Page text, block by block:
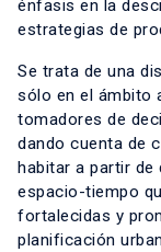
énfasis en la
estrategias de
Se trata de una
sólo en el ámbito
tomadores de
dando cuenta de
habitar a partir
espacio-tiempo
fortalecidas y
planificación